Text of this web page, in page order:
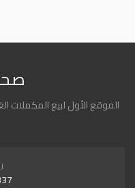
الموقع الأول لبيع المكملات